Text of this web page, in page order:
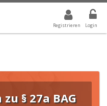
Registrieren Login
WERT IST ALLE
§ 27a BAG